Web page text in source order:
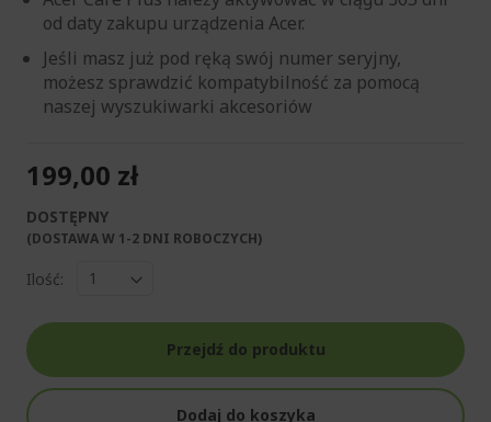
od daty zakupu urządzenia Acer.
Jeśli masz już pod ręką swój numer seryjny,
możesz sprawdzić kompatybilność za pomocą
naszej wyszukiwarki akcesoriów
199,00 zł
DOSTĘPNY
(DOSTAWA W 1-2 DNI ROBOCZYCH)​
Ilość:
Przejdź do produktu
Dodaj do koszyka